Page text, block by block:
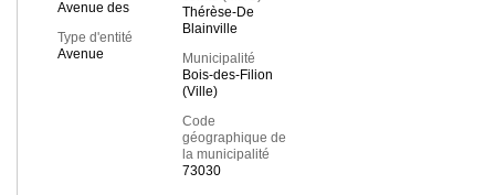
Avenue des
Type d'entité
Avenue
Thérèse-De
Blainville
Municipalité
Bois-des-Filion
(Ville)
Code
géographique de
la municipalité
73030